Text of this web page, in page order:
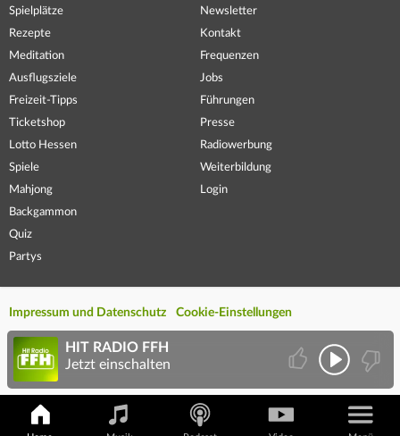
Spielplätze
Rezepte
Meditation
Ausflugsziele
Freizeit-Tipps
Ticketshop
Lotto Hessen
Spiele
Mahjong
Backgammon
Quiz
Partys
Newsletter
Kontakt
Frequenzen
Jobs
Führungen
Presse
Radiowerbung
Weiterbildung
Login
Impressum und Datenschutz Cookie-Einstellungen
HIT RADIO FFH
Jetzt einschalten